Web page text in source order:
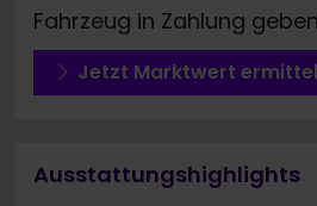
Fahrzeug in Zahlung
Jetzt Marktwert
Ausstattungshighlights